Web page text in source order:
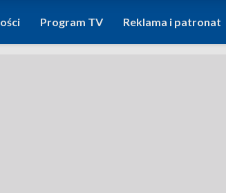
Program TV Reklama i patronat